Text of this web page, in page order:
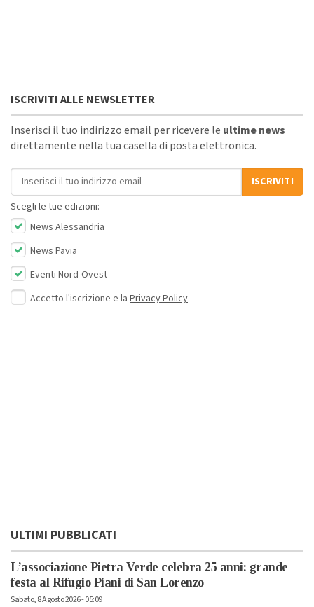
ISCRIVITI ALLE NEWSLETTER
Inserisci il tuo indirizzo email per ricevere le ultime news
direttamente nella tua casella di posta elettronica.
Indirizzo email
ISCRIVITI
Scegli le tue edizioni:
News Alessandria
News Pavia
Eventi Nord-Ovest
Accetto l'iscrizione e la Privacy Policy
ULTIMI PUBBLICATI
L’associazione Pietra Verde celebra 25 anni: grande
festa al Rifugio Piani di San Lorenzo
Sabato, 8 Agosto 2026 - 05:09